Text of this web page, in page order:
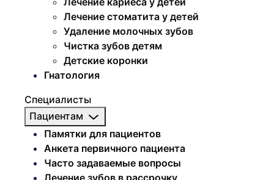
Лечение стоматита у детей
Удаление молочных зубов
Чистка зубов детям
Детские коронки
Гнатология
Специалисты
Пациентам
Памятки для пациентов
Анкета первичного пациента
Часто задаваемые вопросы
Лечение зубов в рассрочку